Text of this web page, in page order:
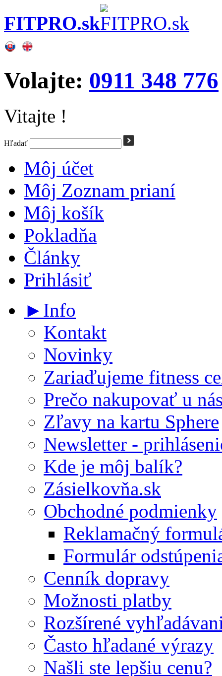
FITPRO.sk
Volajte: 0911 348 776
Vitajte !
Hľadať
Môj účet
Môj Zoznam prianí
Môj košík
Pokladňa
Články
Prihlásiť
►Info
Kontakt
Novinky
Zariaďujeme fitness
Prečo nakupovať u
Zľavy na kartu Sphere
Newsletter -
Kde je môj balík?
Zásielkovňa.sk
Obchodné podmienky
Reklamačný
Formulár
Cenník dopravy
Možnosti platby
Rozšírené
Často hľadané výrazy
Našli ste lepšiu cenu?